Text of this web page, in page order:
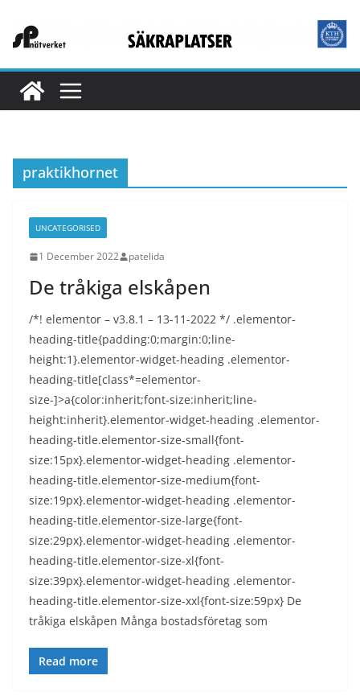
praktikhornet
UNCATEGORISED
1 December 2022 patelida
De tråkiga elskåpen
/*! elementor – v3.8.1 – 13-11-2022 */ .elementor-
heading-title{padding:0;margin:0;line-
height:1}.elementor-widget-heading .elementor-
heading-title[class*=elementor-
size-]>a{color:inherit;font-size:inherit;line-
height:inherit}.elementor-widget-heading .elementor-
heading-title.elementor-size-small{font-
size:15px}.elementor-widget-heading .elementor-
heading-title.elementor-size-medium{font-
size:19px}.elementor-widget-heading .elementor-
heading-title.elementor-size-large{font-
size:29px}.elementor-widget-heading .elementor-
heading-title.elementor-size-xl{font-
size:39px}.elementor-widget-heading .elementor-
heading-title.elementor-size-xxl{font-size:59px} De
tråkiga elskåpen Många bostadsföretag som
Read more